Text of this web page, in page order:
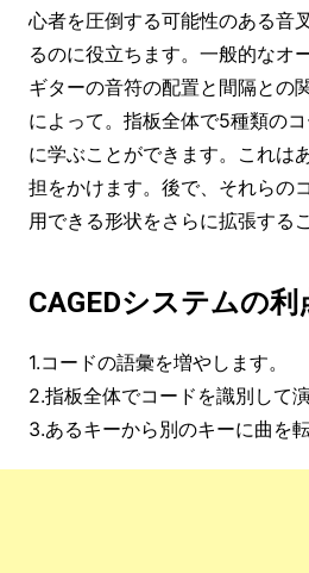
心者を圧倒する可能性のある音
るのに役立ちます。一般的なオ
ギターの音符の配置と間隔との
によって。指板全体で5種類の
に学ぶことができます。これは
担をかけます。後で、それらの
用できる形状をさらに拡張する
CAGEDシステムの利
1.コードの語彙を増やします。
2.指板全体でコードを識別して演
3.あるキーから別のキーに曲を転